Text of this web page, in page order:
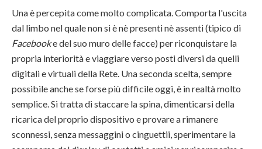
Una è percepita come molto complicata. Comporta l'uscita
dal limbo nel quale non si è nè presenti nè assenti (tipico di
Facebooke del suo muro delle facce) per riconquistare la
propria interiorità e viaggiare verso posti diversi da quelli
digitali e virtuali della Rete. Una seconda scelta, sempre
possibile anche se forse più difficile oggi, è in realtà molto
semplice. Si tratta di staccare la spina, dimenticarsi della
ricarica del proprio dispositivo e provare a rimanere
sconnessi, senza messaggini o cinguettii, sperimentare la